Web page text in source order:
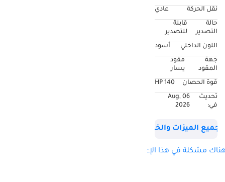
الوقود ديزل فئة
المركبة LCV SWP LHD
الحالة جديدة المحرك
وناقل الحركة المحرك:
أقصى قوة (كيلوواط)
عزم الدوران (نيوتن
ناقل الحركة: يدوي
نقل الحركة
عادي
حالة
التصدير
قابلة
للتصدير
اللون الداخلي
أسود
جهة
المقود
مقود
يسار
قوة الحصان
140 HP
تحديث
في:
06 Aug,
2026
جميع الميزات والخصائص
مشكلة في هذا الإعلان؟